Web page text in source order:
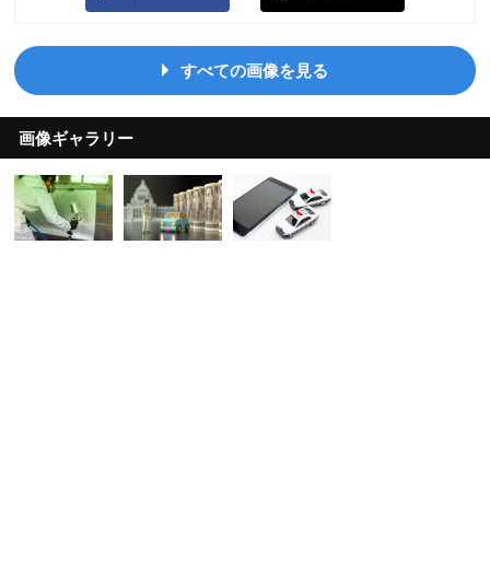
すべての画像を見る
画像ギャラリー